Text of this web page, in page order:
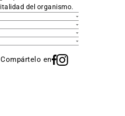
del organismo.
Compártelo en